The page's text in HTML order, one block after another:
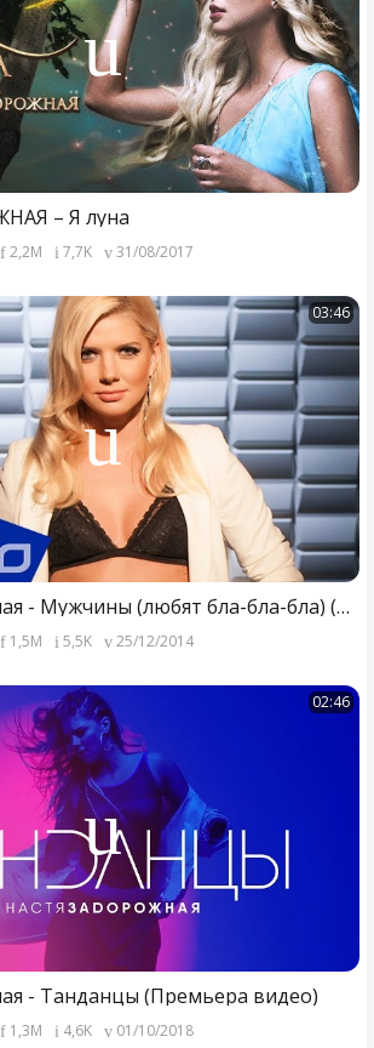
– Я луна
2,2M 7,7K 31/08/2017
03:46
Настя Задорожная - Мужчины (любят бла-бла-бла) (ОST "Что творят мужчины - 2")
1,5M 5,5K 25/12/2014
02:46
- Танданцы (Премьера видео)
1,3M 4,6K 01/10/2018